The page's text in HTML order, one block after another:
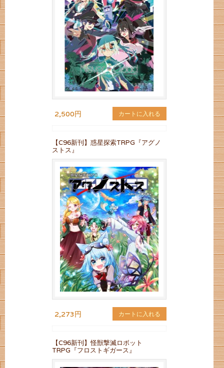
2,500円 カートに入れる
【C96新刊】惑星探索TRPG『アグノ
ストス』
2,273円 カートに入れる
【C96新刊】怪獣撃滅ロボット
TRPG『フロストギガース』